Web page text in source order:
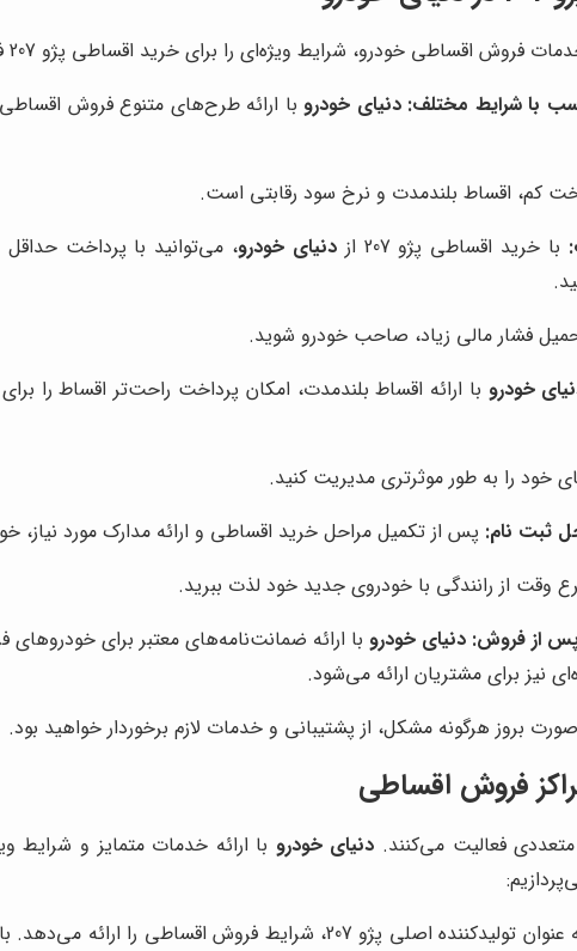
خودرو، شرایط ویژه‌ای را برای خرید اقساطی پژو 207 فراهم کرده است. این شرایط شامل:
با شرایط مختلف: دنیای خودروبا ارائه طرح‌های متنوع فروش
کم، اقساط بلندمدت و نرخ سود رقابتی است.
با خرید اقساطی پژو 207 از دنیای خودرو، می‌توانید با پرداخت
فشار مالی زیاد، صاحب خودرو شوید.
خودرو با ارائه اقساط بلندمدت، امکان پرداخت راحت‌تر اقساط را
خود را به طور موثرتری مدیریت کنید.
ثبت نام: پس از تکمیل مراحل خرید اقساطی و ارائه مدارک مورد
وقت از رانندگی با خودروی جدید خود لذت ببرید.
پس از فروش: دنیای خودروبا ارائه ضمانت‌نامه‌های معتبر برای
برای مشتریان ارائه می‌شود.
بروز هرگونه مشکل، از پشتیبانی و خدمات لازم برخوردار خواهید بود.
فروش اقساطی
متعددی فعالیت می‌کنند. دنیای خودرو با ارائه خدمات متمایز و شرایط
شرکت ایران خودرو به عنوان تولیدکننده اصلی پژو 207،